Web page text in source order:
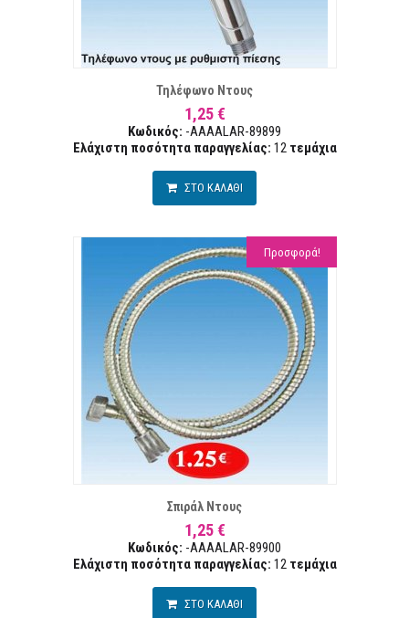
Τηλέφωνο Ντους
1,25 €
Κωδικός: -AAAALAR-89899
Ελάχιστη ποσότητα παραγγελίας: 12 τεμάχια
ΣΤΟ ΚΑΛΑΘΙ
Προσφορά!
Σπιράλ Ντους
1,25 €
Κωδικός: -AAAALAR-89900
Ελάχιστη ποσότητα παραγγελίας: 12 τεμάχια
ΣΤΟ ΚΑΛΑΘΙ